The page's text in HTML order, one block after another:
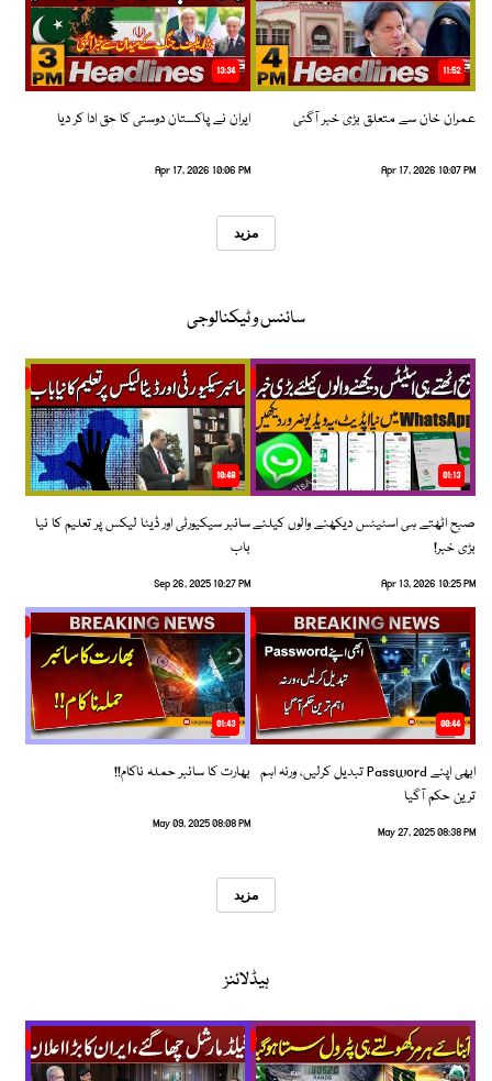
11:52
عمران خان سے متعلق بڑی خبر آگئی
Apr 17, 2026 10:07 PM
13:34
ایران نے پاکستان دوستی کا حق ادا کر دیا
Apr 17, 2026 10:06 PM
مزید
سائنس و ٹیکنالوجی
01:13
صبح اٹھتے ہی اسٹیٹس دیکھنے والوں کیلئے
بڑی خبر!
Apr 13, 2026 10:25 PM
10:48
سائبر سیکیورٹی اور ڈیٹا لیکس پر تعلیم کا نیا
باب
Sep 26, 2025 10:27 PM
00:44
ابھی اپنے Password تبدیل کرلیں، ورنہ اہم
ترین حکم آگیا
May 27, 2025 08:38 PM
01:43
بھارت کا سائبر حملہ ناکام!!
May 09, 2025 08:08 PM
مزید
ہیڈلائنز